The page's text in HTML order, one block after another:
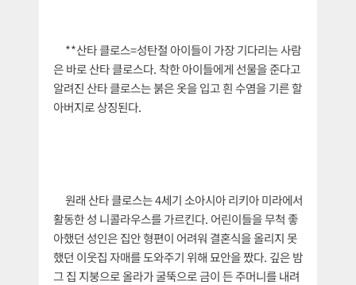
**산타 클로스=성탄절 아이들이 가장 기다리는 사람
은 바로 산타 클로스다. 착한 아이들에게 선물을 준다고
알려진 산타 클로스는 붉은 옷을 입고 흰 수염을 기른 할
아버지로 상징된다.
원래 산타 클로스는 4세기 소아시아 리키아 미라에서
활동한 성 니콜라우스를 가르킨다. 어린이들을 무척 좋
아했던 성인은 집안 형편이 어려워 결혼식을 올리지 못
했던 이웃집 자매를 도와주기 위해 묘안을 짰다. 깊은 밤
그 집 지붕으로 올라가 굴뚝으로 금이 든 주머니를 내려